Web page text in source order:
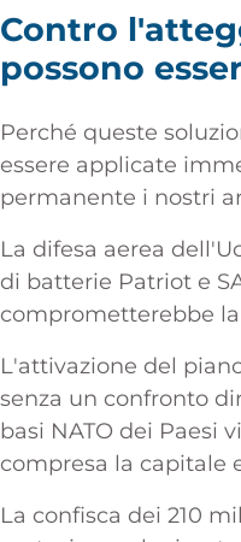
Contro
possono
Perché queste
essere applicate
permanente i nostri
La difesa aerea
di batterie Patriot e
comprometterebbe
L'attivazione del
senza un confronto
basi NATO dei Paesi
compresa la capitale
La confisca dei 210